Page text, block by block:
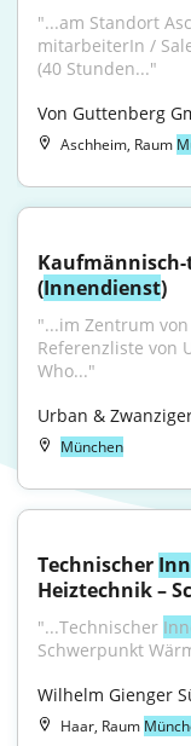
"...am Standort
mitarbeiterIn /
(40 Stunden..."
Von Guttenberg
Aschheim, Raum
(Innendienst)
"...im Zentrum von
Referenzliste von
Who..."
Urban &
München
Technischer
Heiztechnik –
"...Technischer
Schwerpunkt
Wilhelm Gienger
Haar, Raum